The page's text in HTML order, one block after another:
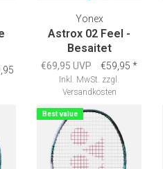
Yonex
Astrox 02 Feel -
Besaitet
€69,95 UVP €59,95 *
Inkl. MwSt. zzgl.
Versandkosten
Best value